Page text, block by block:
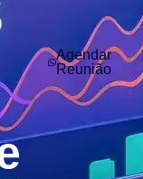
Agendar
Reunião